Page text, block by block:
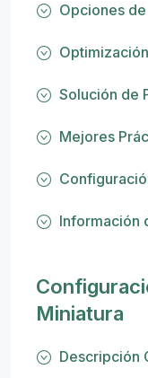
Opciones
Solución de
Mejores
Información
Miniatura
Descripción